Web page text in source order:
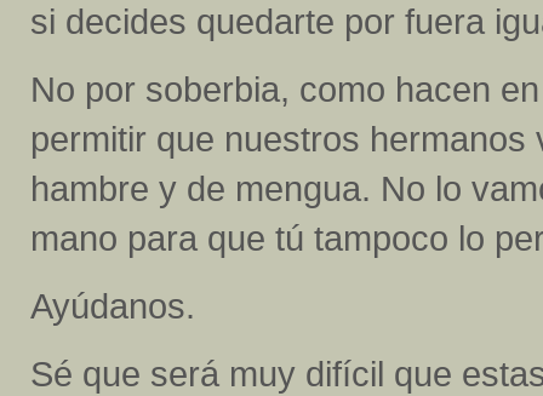
si decides quedarte por fuera
No por soberbia, como hacen
permitir que nuestros
hambre y de mengua. No lo
mano para que tú tampoco lo
Ayúdanos.
Sé que será muy difícil que